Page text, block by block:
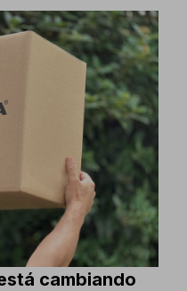
cambiando